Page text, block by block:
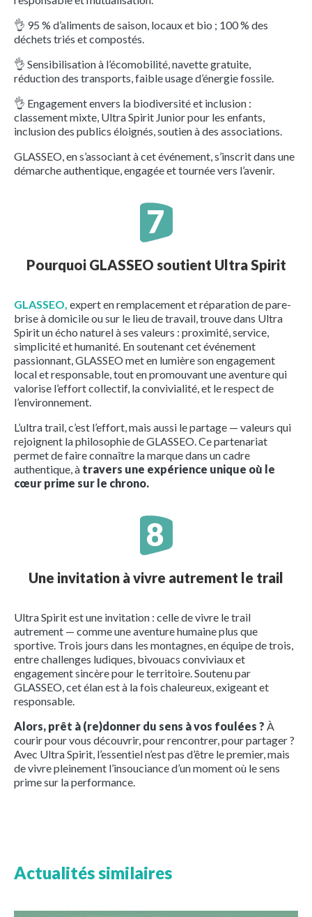
👌 95 % d’aliments de saison, locaux et bio ; 100 % des
déchets triés et compostés.
👌 Sensibilisation à l’écomobilité, navette gratuite,
réduction des transports, faible usage d’énergie fossile.
👌 Engagement envers la biodiversité et inclusion :
classement mixte, Ultra Spirit Junior pour les enfants,
inclusion des publics éloignés, soutien à des associations.
GLASSEO, en s’associant à cet événement, s’inscrit dans une
démarche authentique, engagée et tournée vers l’avenir.
Pourquoi GLASSEO soutient Ultra Spirit
GLASSEO, expert en remplacement et réparation de pare-
brise à domicile ou sur le lieu de travail, trouve dans Ultra
Spirit un écho naturel à ses valeurs : proximité, service,
simplicité et humanité. En soutenant cet événement
passionnant, GLASSEO met en lumière son engagement
local et responsable, tout en promouvant une aventure qui
valorise l’effort collectif, la convivialité, et le respect de
l’environnement.
L’ultra trail, c’est l’effort, mais aussi le partage — valeurs qui
rejoignent la philosophie de GLASSEO. Ce partenariat
permet de faire connaître la marque dans un cadre
authentique, à travers une expérience unique où le
cœur prime sur le chrono.
Une invitation à vivre autrement le trail
Ultra Spirit est une invitation : celle de vivre le trail
autrement — comme une aventure humaine plus que
sportive. Trois jours dans les montagnes, en équipe de trois,
entre challenges ludiques, bivouacs conviviaux et
engagement sincère pour le territoire. Soutenu par
GLASSEO, cet élan est à la fois chaleureux, exigeant et
responsable.
Alors, prêt à (re)donner du sens à vos foulées ? À
courir pour vous découvrir, pour rencontrer, pour partager ?
Avec Ultra Spirit, l’essentiel n’est pas d’être le premier, mais
de vivre pleinement l’insouciance d’un moment où le sens
prime sur la performance.
Actualités similaires